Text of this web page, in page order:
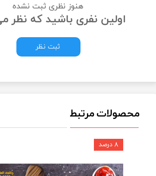
هنوز نظری ثبت نشده
اولین نفری باشید که نظر
ثبت نظر
محصولات مرتبط
۸ درصد